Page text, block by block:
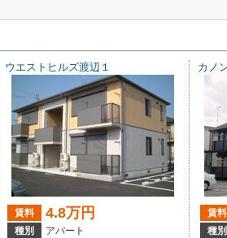
ウエストヒルズ渡辺１
賃料 4.8万円
種別 アパート
カノ
賃料
種別